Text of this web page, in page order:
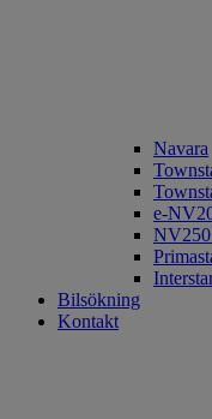
Navara
e-
Bilsökning
Kontakt